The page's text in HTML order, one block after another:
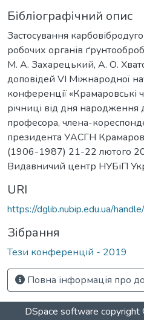
Бібліографічний опис
Застосування
робочих органів
М. А. Захарецький, А. О.
доповідей VI Міжнародної
конференції «Крамаровські
річниці від дня народження
професора, члена-
президента УАСГН
(1906-1987) 21-22 лютого
Видавничий центр НУБіП
URI
https://dglib.nubip.edu.ua/
Зібрання
Тези конференцій - 2019
Повна інформація про
DSpace software